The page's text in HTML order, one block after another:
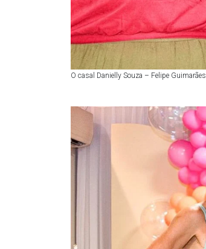
O casal Danielly Souza – Felipe